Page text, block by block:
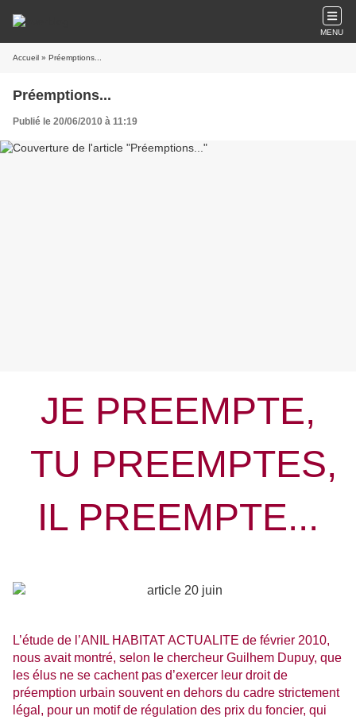
MENU
Accueil » Préemptions...
Préemptions...
Publié le 20/06/2010 à 11:19
JE PREEMPTE,
TU PREEMPTES,
IL PREEMPTE...
L’étude de l’ANIL HABITAT ACTUALITE de février 2010,
nous avait montré, selon le chercheur Guilhem Dupuy, que
les élus ne se cachent pas d’exercer leur droit de
préemption urbain souvent en dehors du cadre strictement
légal, pour un motif de régulation des prix du foncier, qui